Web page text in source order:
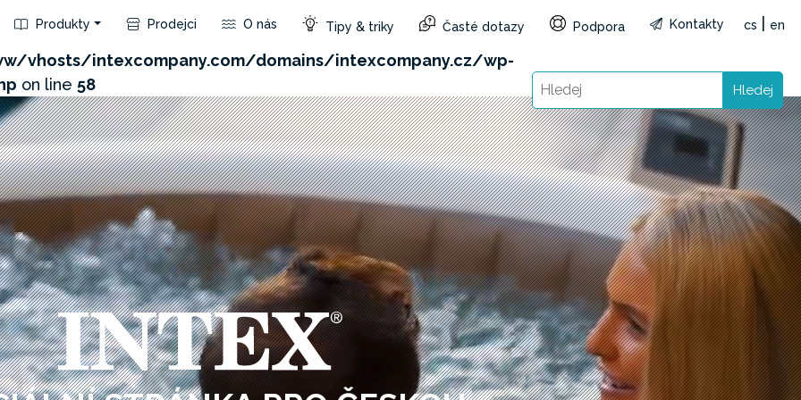
product/api.php?id=475&not_use_region=1&reg=CZ&lang=cs): Failed to open stream: HTTP
vhosts/intexcompany.com/domains/intexcompany.cz/wp-
on line 58
Produkty Prodejci O nás Tipy & triky Časté dotazy Podpora Kontakty cs en
Hledej